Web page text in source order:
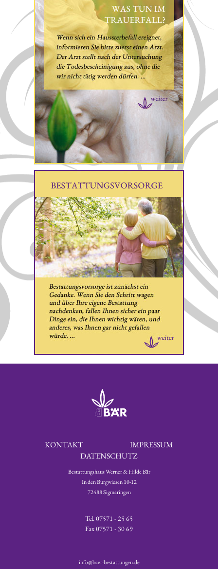
KONTAKT
IMPRESSUM
DATENSCHUTZ
Bestattungshaus Werner & Hilde Bär
In den Burgwiesen 10-12
72488 Sigmaringen
Tel. 07571 - 25 65
Fax 07571 - 30 69
info@baer-bestattungen.de